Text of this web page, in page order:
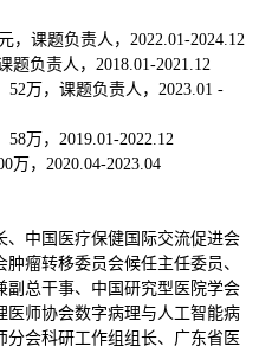
，课题负责人，2022.01-2024.12
题负责人，2018.01-2021.12
万，课题负责人，2023.01 -
万，2019.01-2022.12
万，2020.04-2023.04
、中国医疗保健国际交流促进会
瘤转移委员会候任主任委员、
副总干事、中国研究型医院学会
医师协会数字病理与人工智能病
会科研工作组组长、广东省医